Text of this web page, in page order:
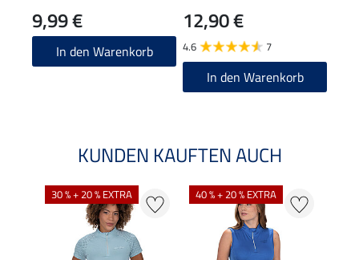
9,99 €
In den Warenkorb
12,90 €
4.6 7
In den Warenkorb
KUNDEN KAUFTEN AUCH
30 % + 20 % EXTRA 40 % + 20 % EXTRA